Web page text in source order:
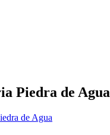
Piedra de Agua
de Agua